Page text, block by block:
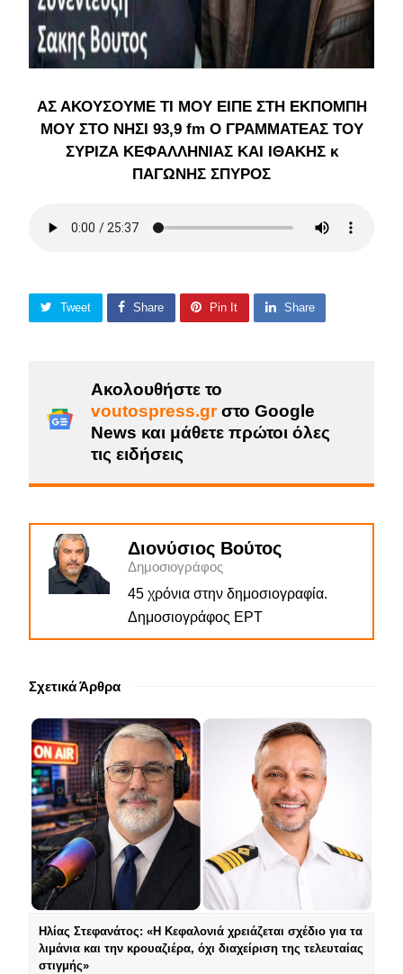
ΑΣ ΑΚΟΥΣΟΥΜΕ ΤΙ ΜΟΥ ΕΙΠΕ ΣΤΗ ΕΚΠΟΜΠΗ
ΜΟΥ ΣΤΟ ΝΗΣΙ 93,9 fm Ο ΓΡΑΜΜΑΤΕΑΣ ΤΟΥ
ΣΥΡΙΖΑ ΚΕΦΑΛΛΗΝΙΑΣ ΚΑΙ ΙΘΑΚΗΣ κ
ΠΑΓΩΝΗΣ ΣΠΥΡΟΣ
Tweet Share Pin It Share
Ακολουθήστε το
voutospress.grστο Google
News και μάθετε πρώτοι όλες
τις ειδήσεις
Διονύσιος Βούτος
Δημοσιογράφος
45 χρόνια στην δημοσιογραφία.
Δημοσιογράφος ΕΡΤ
Σχετικά Άρθρα
Ηλίας Στεφανάτος: «Η Κεφαλονιά χρειάζεται σχέδιο για τα
λιμάνια και την κρουαζιέρα, όχι διαχείριση της τελευταίας
στιγμής»